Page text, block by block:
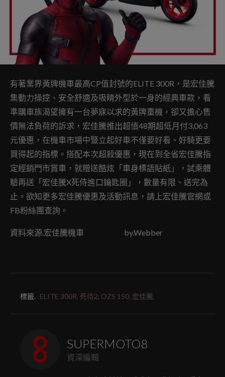
有著業界黃牌機車最高CP值封號的ELITE 300R，是宏佳騰
集動力操控、安全舒適及吸睛外型於一身的經典車款，看
準購車族渴望擁有一台夢寐以求的黃牌重機，卻又擔心售
價無法負荷的訴求，宏佳騰推出超值48期超低月付3,063
元優惠，在機車市場中豎立起好車不僅要好看、好騎更要
買得起的指標。搭配本次超殺優惠，現在到全省宏佳騰指
定經銷門市賞車，就贈送酷炫「車身標語貼紙」，試乘體
驗再送「宏佳騰X死侍進口鑰匙圈」，數量有限、送完為
止。欲知更多宏佳騰優惠及活動訊息，請上宏佳騰官網或
FB粉絲團查詢。
資料來源.宏佳騰機車 by.Webber
標籤. ELITE 300R, 死侍2, OZS 150, 宏佳騰,
SUPERMOTO8
資深編輯